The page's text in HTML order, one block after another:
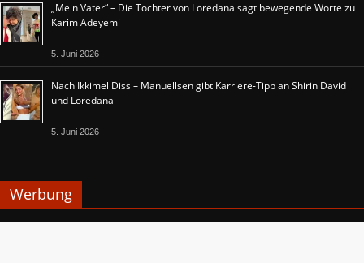
„Mein Vater“ – Die Tochter von Loredana sagt bewegende Worte zu
Karim Adeyemi
5. Juni 2026
Nach Ikkimel Diss – Manuellsen gibt Karriere-Tipp an Shirin David
und Loredana
5. Juni 2026
Werbung